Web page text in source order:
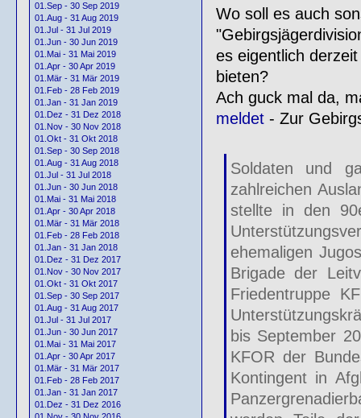
01.Sep - 30 Sep 2019
01.Aug - 31 Aug 2019
01.Jul - 31 Jul 2019
01.Jun - 30 Jun 2019
01.Mai - 31 Mai 2019
01.Apr - 30 Apr 2019
01.Mär - 31 Mär 2019
01.Feb - 28 Feb 2019
01.Jan - 31 Jan 2019
01.Dez - 31 Dez 2018
01.Nov - 30 Nov 2018
01.Okt - 31 Okt 2018
01.Sep - 30 Sep 2018
01.Aug - 31 Aug 2018
01.Jul - 31 Jul 2018
01.Jun - 30 Jun 2018
01.Mai - 31 Mai 2018
01.Apr - 30 Apr 2018
01.Mär - 31 Mär 2018
01.Feb - 28 Feb 2018
01.Jan - 31 Jan 2018
01.Dez - 31 Dez 2017
01.Nov - 30 Nov 2017
01.Okt - 31 Okt 2017
01.Sep - 30 Sep 2017
01.Aug - 31 Aug 2017
01.Jul - 31 Jul 2017
01.Jun - 30 Jun 2017
01.Mai - 31 Mai 2017
01.Apr - 30 Apr 2017
01.Mär - 31 Mär 2017
01.Feb - 28 Feb 2017
01.Jan - 31 Jan 2017
01.Dez - 31 Dez 2016
Wo soll es auch
es eigentlich
bieten?
Ach guck mal da,
meldet- Zur
Soldaten und
zahlreichen
stellte in den
ehemaligen
Brigade der
Friedentruppe
bis September
KFOR der
Kontingent in